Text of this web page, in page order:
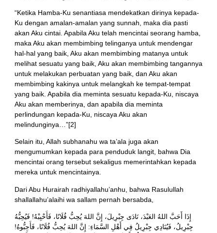
“Ketika Hamba-Ku senantiasa mendekatkan dirinya kepada-
Ku dengan amalan-amalan yang sunnah, maka dia pasti
akan Aku cintai. Apabila Aku telah mencintai seorang hamba,
maka Aku akan membimbing telinganya untuk mendengar
hal-hal yang baik, Aku akan membimbing matanya untuk
melihat sesuatu yang baik, Aku akan membimbing tangannya
untuk melakukan perbuatan yang baik, dan Aku akan
membimbing kakinya untuk melangkah ke tempat-tempat
yang baik. Apabila dia meminta sesuatu kepada-Ku, niscaya
Aku akan memberinya, dan apabila dia meminta
perlindungan kepada-Ku, niscaya Aku akan
melindunginya…”[2]
Selain itu, Allah subhanahu wa ta’ala juga akan
mengumumkan kepada para penduduk langit, bahwa Dia
mencintai orang tersebut sekaligus memerintahkan kepada
mereka untuk mencintainya.
Dari Abu Hurairah radhiyallahu’anhu, bahwa Rasulullah
shallallahu’alaihi wa sallam pernah bersabda,
إِذَا أَحَبَّ اللهُ العَبْدَ، نَادَى جِبْرِيلَ، إِنَّ اللهَ يُحِبُّ فُلَانًا، فَأَحْبِبْهُ! فَيُحِبُّهُ
جِبْرِيلُ، فَيُنَادِي جِبْرِيلُ فِي أَهْلِ السَّمَاءِ: إِنَّ اللهَ يُحِبُّ فُلَانًا، فَأَحِبُّوهُ!